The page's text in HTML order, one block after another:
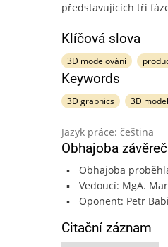
představujících tři
Klíčová slova
3D modelování
Keywords
3D graphics 3D
Jazyk práce: čeština
Obhajoba
Obhajoba
Vedoucí: MgA.
Oponent: Petr
Citační záznam